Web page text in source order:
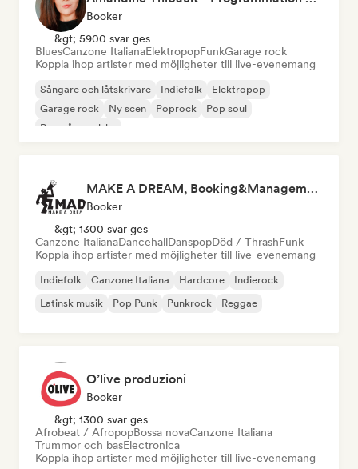
Booker
&gt; 5900 svar ges
BluesCanzone ItalianaElektropopFunkGarage rock
Koppla ihop artister med möjligheter till live-evenemang
Sångare och låtskrivare Indiefolk
Elektropop
Garage rock
Ny scen Poprock
Pop soul
Rap på engelska
MAKE A DREAM, Booking&Management
Booker
&gt; 1300 svar ges
Canzone ItalianaDancehallDanspopDöd / ThrashFunk
Koppla ihop artister med möjligheter till live-evenemang
Indiefolk Canzone Italiana Hardcore
Indierock
Latinsk musik
Pop Punk Punkrock Reggae
O’live produzioni
Booker
&gt; 1300 svar ges
Afrobeat / AfropopBossa novaCanzone Italiana
Trummor och basElectronica
Koppla ihop artister med möjligheter till live-evenemang